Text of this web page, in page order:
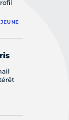
JEUNE